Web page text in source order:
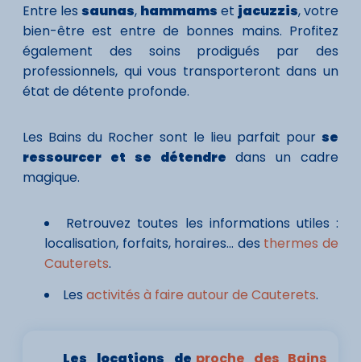
Entre les saunas, hammams et jacuzzis, votre
bien-être est entre de bonnes mains. Profitez
également des soins prodigués par des
professionnels, qui vous transporteront dans un
état de détente profonde.
Les Bains du Rocher sont le lieu parfait pour se
ressourcer et se détendre dans un cadre
magique.
Retrouvez toutes les informations utiles :
localisation, forfaits, horaires... des thermes de
Cauterets.
Les activités à faire autour de Cauterets.